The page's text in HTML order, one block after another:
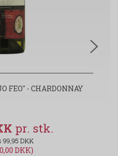
FEO" - CHARDONNAY
99,95 DKK
DKK)